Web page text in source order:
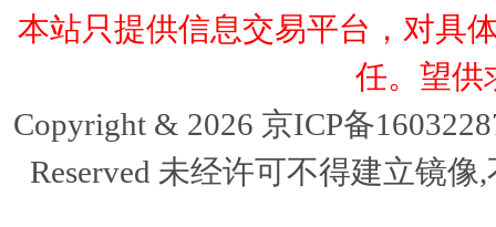
本站只提供信息交易平台，对具
任。望供
Copyright & 2026 京ICP备
Reserved 未经许可不得建立镜